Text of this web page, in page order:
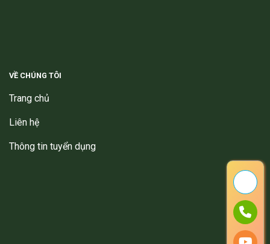
VỀ CHÚNG TÔI
Trang chủ
Liên hệ
Thông tin tuyển dụng